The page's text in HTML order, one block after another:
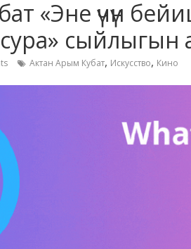
«Эне үчүн
сыйлыгын
Актан Арым Кубат, Искусство, Кино